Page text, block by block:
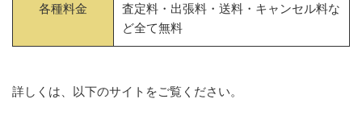
各種料金
査定料・出張料・送料・キャンセル料な
ど全て無料
詳しくは、以下のサイトをご覧ください。